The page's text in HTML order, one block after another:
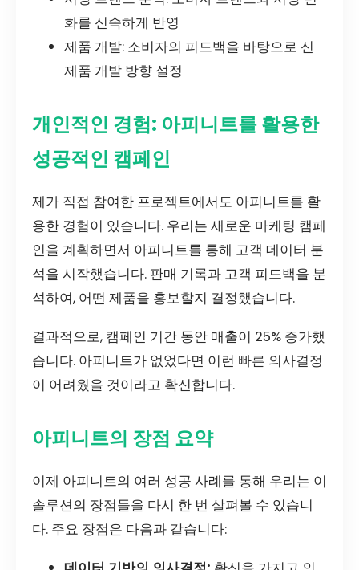
화를 신속하게 반영
제품 개발: 소비자의 피드백을 바탕으로 신
제품 개발 방향 설정
개인적인 경험: 아피니트를 활용한
성공적인 캠페인
제가 직접 참여한 프로젝트에서도 아피니트를 활
용한 경험이 있습니다. 우리는 새로운 마케팅 캠페
인을 계획하면서 아피니트를 통해 고객 데이터 분
석을 시작했습니다. 판매 기록과 고객 피드백을 분
석하여, 어떤 제품을 홍보할지 결정했습니다.
결과적으로, 캠페인 기간 동안 매출이 25% 증가했
습니다. 아피니트가 없었다면 이런 빠른 의사결정
이 어려웠을 것이라고 확신합니다.
아피니트의 장점 요약
이제 아피니트의 여러 성공 사례를 통해 우리는 이
솔루션의 장점들을 다시 한 번 살펴볼 수 있습니
다. 주요 장점은 다음과 같습니다: